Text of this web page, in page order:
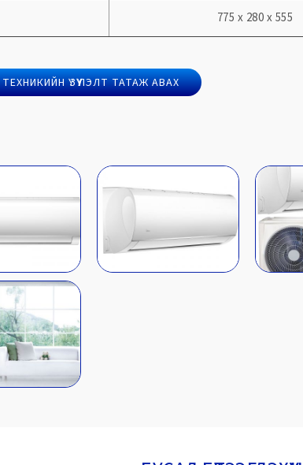
775 x 280 x 555
ТЕХНИКИЙН ҮЗҮҮЛЭЛТ ТАТАЖ АВАХ